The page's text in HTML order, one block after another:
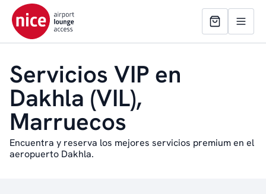
Servicios VIP en
Dakhla (VIL),
Marruecos
Encuentra y reserva los mejores servicios premium en el
aeropuerto Dakhla.